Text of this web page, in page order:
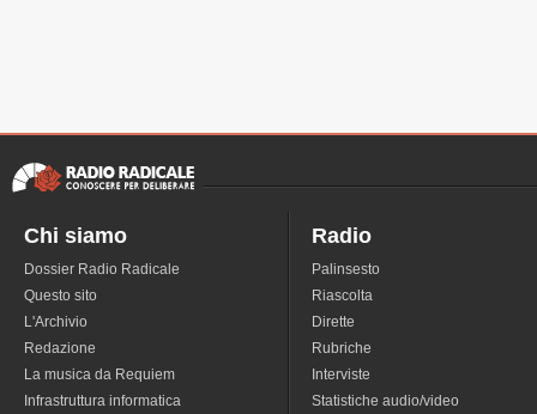
Chi siamo
Dossier Radio Radicale
Questo sito
L'Archivio
Redazione
La musica da Requiem
Infrastruttura informatica
Radio
Palinsesto
Riascolta
Dirette
Rubriche
Interviste
Statistiche audio/video